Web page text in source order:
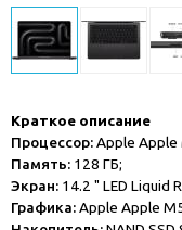
Краткое описание
Процессор:Apple Apple
Память: 128 ГБ;
Экран: 14.2 " LED Liquid
Графика:Apple Apple